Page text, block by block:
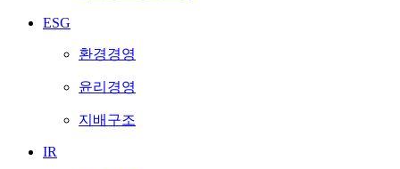
ESG
환경경영
윤리경영
지배구조
IR